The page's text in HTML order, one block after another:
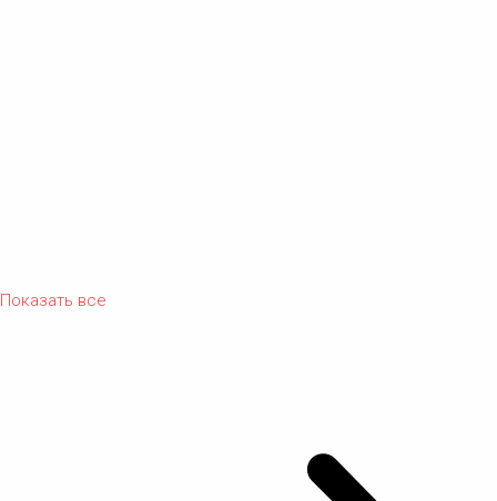
Показать все